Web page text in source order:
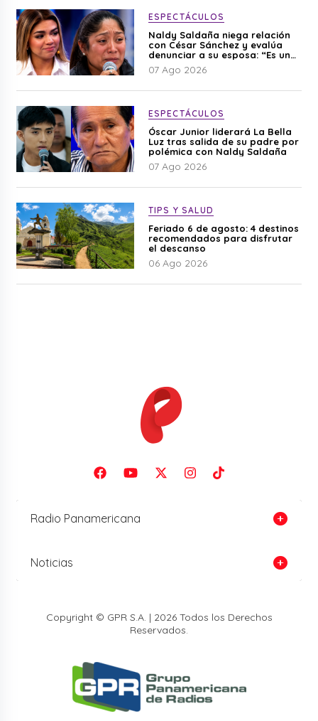
ESPECTÁCULOS
Naldy Saldaña niega relación
con César Sánchez y evalúa
denunciar a su esposa: “Es una
difamación”
07 Ago 2026
ESPECTÁCULOS
Óscar Junior liderará La Bella
Luz tras salida de su padre por
polémica con Naldy Saldaña
07 Ago 2026
TIPS Y SALUD
Feriado 6 de agosto: 4 destinos
recomendados para disfrutar
el descanso
06 Ago 2026
Radio Panamericana
Noticias
Copyright © GPR S.A. | 2026 Todos los Derechos
Reservados.